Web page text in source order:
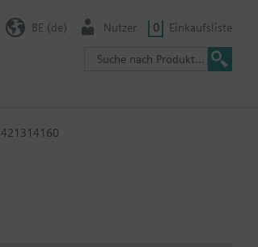
BE (de) Nutzer 0 Einkaufsliste
421314160